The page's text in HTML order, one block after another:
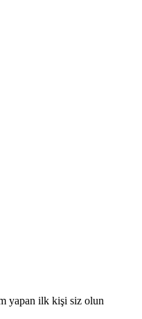
yapan ilk kişi siz olun